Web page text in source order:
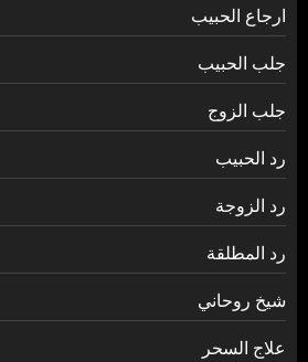
ارجاع الحبيب
جلب الحبيب
جلب الزوج
رد الحبيب
رد الزوجة
رد المطلقة
شيخ روحاني
علاج السحر